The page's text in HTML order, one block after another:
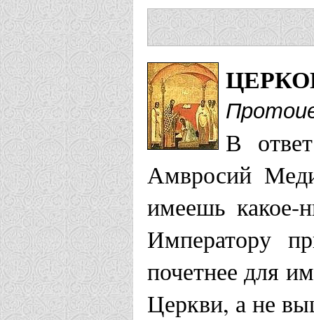
В
Амвросий
имеешь какое-
Императору
почетнее для
Церкви, а не